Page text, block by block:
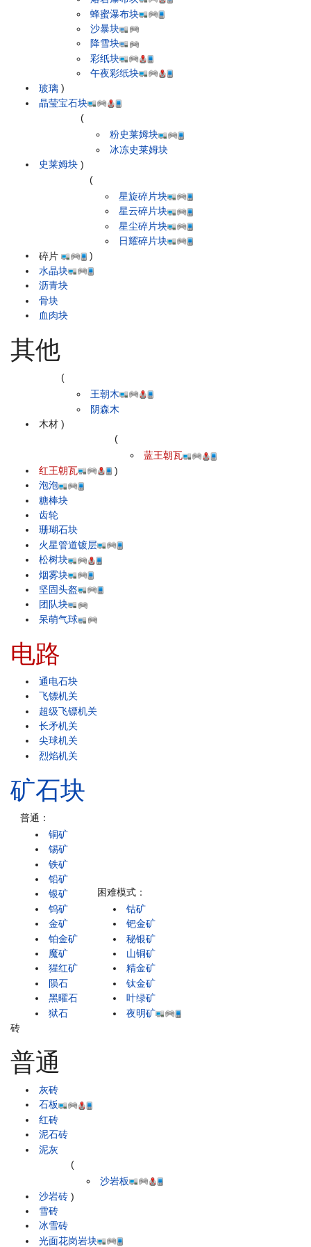
玻璃
蜂蜜瀑布块
沙暴块
降雪块
彩纸块
午夜彩纸块
)
晶莹宝石块
史莱姆块
(
粉史莱姆块
冰冻史莱姆块
)
碎片
(
星旋碎片块
星云碎片块
星尘碎片块
日耀碎片块
)
水晶块
沥青块
骨块
血肉块
其他
木材
(
王朝木
阴森木
)
红王朝瓦
(
蓝王朝瓦
)
泡泡
糖棒块
齿轮
珊瑚石块
火星管道镀层
松树块
烟雾块
坚固头盔
团队块
呆萌气球
电路
通电石块
飞镖机关
超级飞镖机关
长矛机关
尖球机关
烈焰机关
矿石块
普通：
铜矿
锡矿
铁矿
铅矿
银矿
钨矿
金矿
铂金矿
魔矿
猩红矿
陨石
黑曜石
狱石
困难模式：
钴矿
钯金矿
秘银矿
山铜矿
精金矿
钛金矿
叶绿矿
夜明矿
砖
普通
灰砖
石板
红砖
泥石砖
泥灰
沙岩砖
(
沙岩板
)
雪砖
冰雪砖
光面花岗岩块